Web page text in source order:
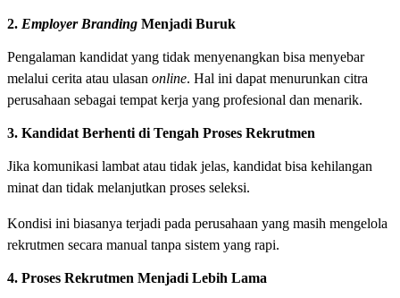
2. Employer Branding Menjadi Buruk
Pengalaman kandidat yang tidak menyenangkan bisa menyebar
melalui cerita atau ulasan online. Hal ini dapat menurunkan citra
perusahaan sebagai tempat kerja yang profesional dan menarik.
3. Kandidat Berhenti di Tengah Proses Rekrutmen
Jika komunikasi lambat atau tidak jelas, kandidat bisa kehilangan
minat dan tidak melanjutkan proses seleksi.
Kondisi ini biasanya terjadi pada perusahaan yang masih mengelola
rekrutmen secara manual tanpa sistem yang rapi.
4. Proses Rekrutmen Menjadi Lebih Lama